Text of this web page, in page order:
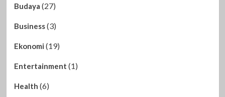
Budaya (27)
Business(3)
Ekonomi (19)
Entertainment (1)
Health (6)